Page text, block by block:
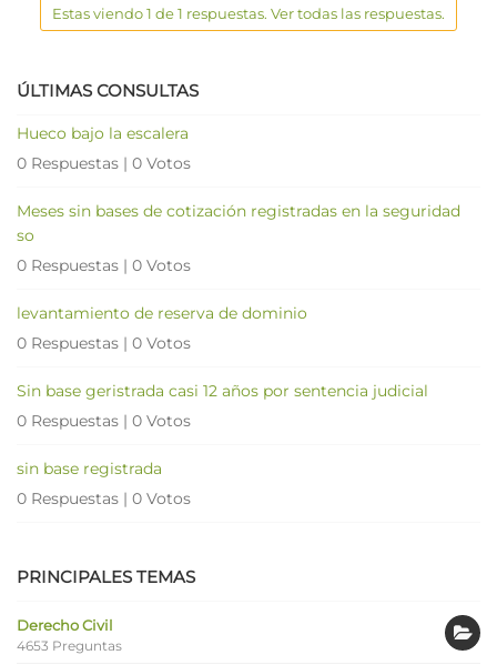
Estas viendo 1 de 1 respuestas. Ver todas las respuestas.
ÚLTIMAS CONSULTAS
Hueco bajo la escalera
0 Respuestas | 0 Votos
Meses sin bases de cotización registradas en la seguridad
so
0 Respuestas | 0 Votos
levantamiento de reserva de dominio
0 Respuestas | 0 Votos
Sin base geristrada casi 12 años por sentencia judicial
0 Respuestas | 0 Votos
sin base registrada
0 Respuestas | 0 Votos
PRINCIPALES TEMAS
Derecho Civil
4653 Preguntas